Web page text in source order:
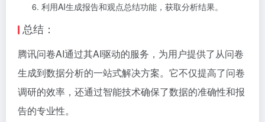
利用AI生成报告和观点总结功能，获取分析结果。
总结：
腾讯问卷AI通过其AI驱动的服务，为用户提供了从问卷
生成到数据分析的一站式解决方案。它不仅提高了问卷
调研的效率，还通过智能技术确保了数据的准确性和报
告的专业性。